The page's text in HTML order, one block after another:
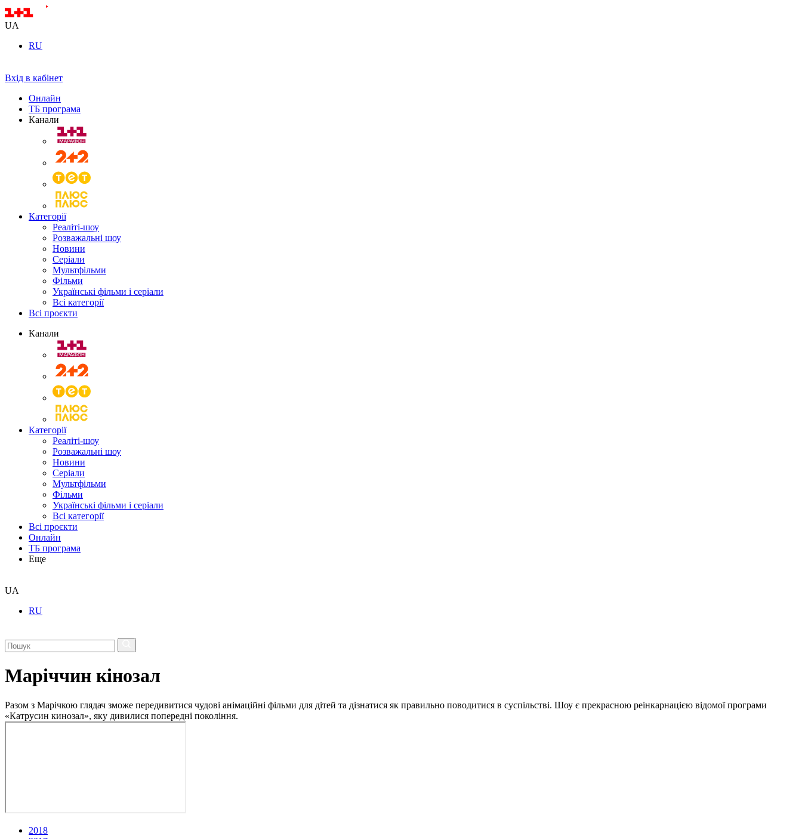
UA
RU
Вхід в кабінет
Онлайн
ТБ програма
Канали
Категорії
Реаліті-шоу
Розважальні шоу
Новини
Серіали
Мультфільми
Фільми
Українські фільми і серіали
Всі категорії
Всі проєкти
Канали
Категорії
Реаліті-шоу
Розважальні шоу
Новини
Серіали
Мультфільми
Фільми
Українські фільми і серіали
Всі категорії
Всі проєкти
Онлайн
ТБ програма
Еще
UA
RU
Маріччин кінозал
Разом з Марічкою глядач зможе передивитися чудові анімаційні фільми для дітей та дізнатися як правильно поводитися в суспільстві. Шоу є прекрасною реінкарнацією відомої програми
«Катрусин кинозал», яку дивилися попередні покоління.
2018